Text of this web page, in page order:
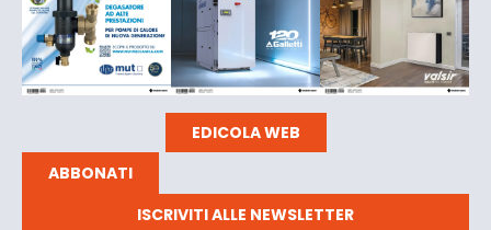
EDICOLA WEB
ABBONATI
ISCRIVITI ALLE NEWSLETTER